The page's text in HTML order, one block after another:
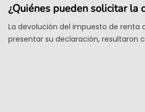
¿Quiénes pueden solicitar la
La devolución del impuesto de renta
presentar su declaración, resultaron